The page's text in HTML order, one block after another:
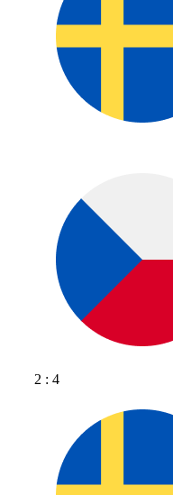
2 : 4